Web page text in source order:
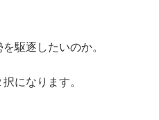
駆逐したいのか。
になります。